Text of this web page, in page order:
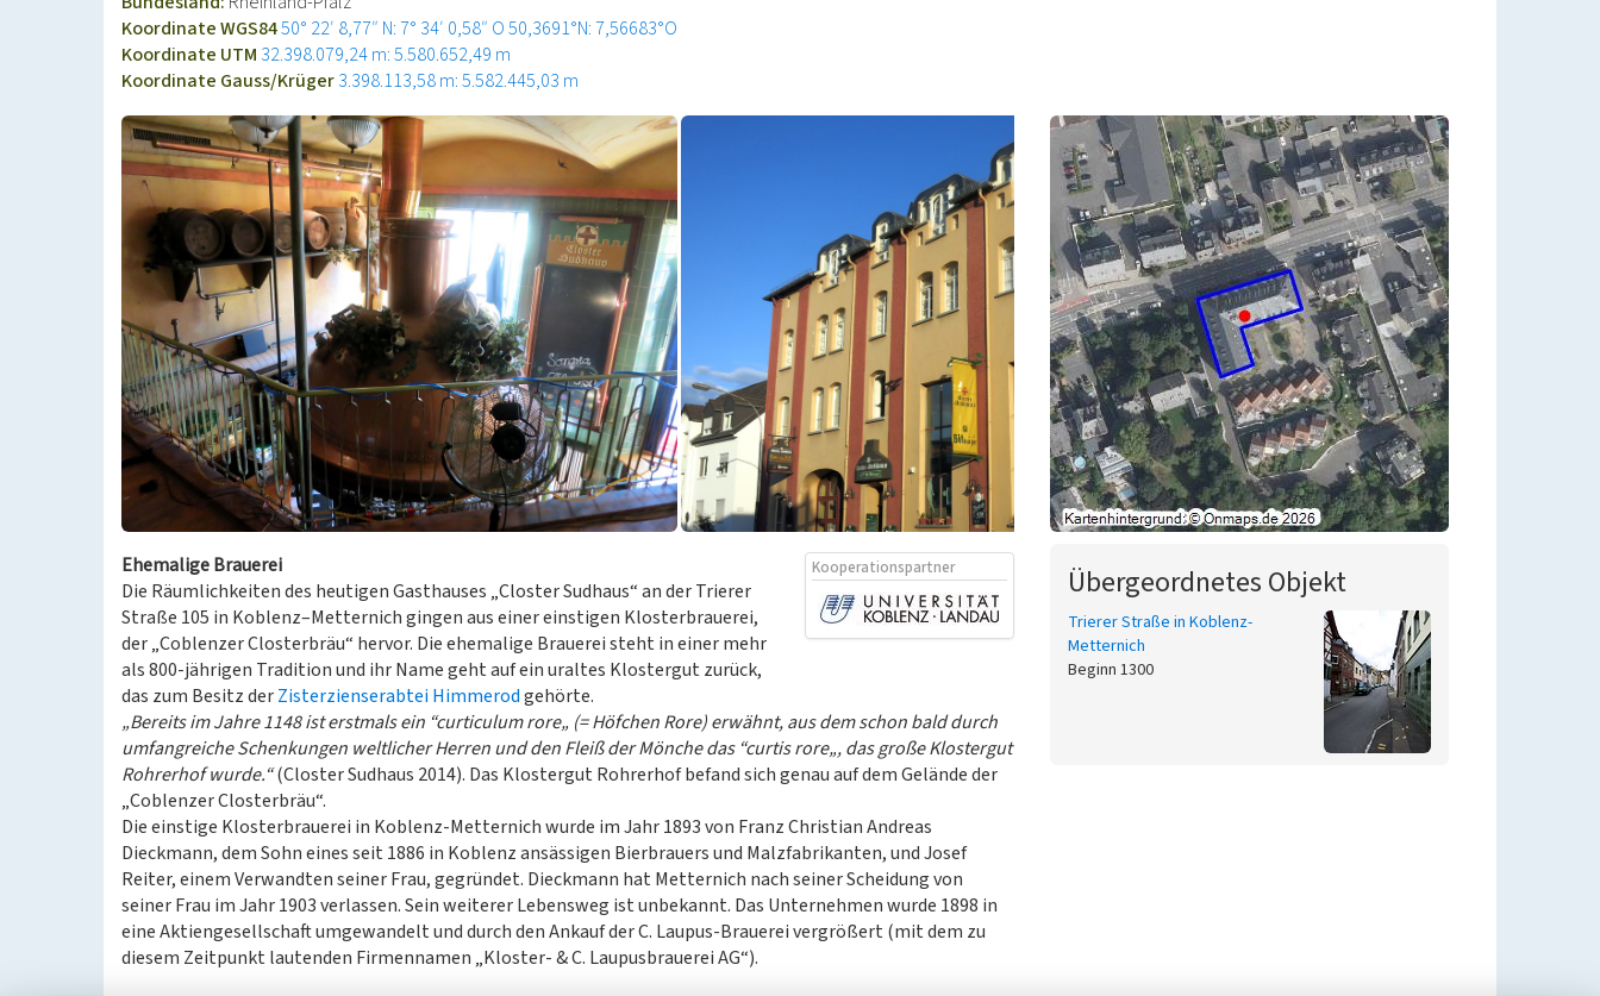
Koordinate WGS8450° 22′ 8,77″ N: 7° 34′ 0,58″ O50,3691°N: 7,56683°O
Koordinate UTM 32.398.079,24 m: 5.580.652,49 m
Koordinate Gauss/Krüger3.398.113,58 m: 5.582.445,03 m
Kooperationspartner
Ehemalige Brauerei
Die Räumlichkeiten des heutigen Gasthauses „Closter Sudhaus“ an der Trierer
Straße 105 in Koblenz–Metternich gingen aus einer einstigen Klosterbrauerei,
der „Coblenzer Closterbräu“ hervor. Die ehemalige Brauerei steht in einer mehr
als 800-jährigen Tradition und ihr Name geht auf ein uraltes Klostergut zurück,
das zum Besitz derZisterzienserabtei Himmerodgehörte.
„Bereits im Jahre 1148 ist erstmals ein “curticulum rore„ (= Höfchen Rore) erwähnt, aus dem schon bald durch
umfangreiche Schenkungen weltlicher Herren und den Fleiß der Mönche das “curtis rore„, das große Klostergut
Rohrerhof wurde.“(Closter Sudhaus 2014). Das Klostergut Rohrerhof befand sich genau auf dem Gelände der
„Coblenzer Closterbräu“.
Die einstige Klosterbrauerei in Koblenz-Metternich wurde im Jahr 1893 von Franz Christian Andreas
Dieckmann, dem Sohn eines seit 1886 in Koblenz ansässigen Bierbrauers und Malzfabrikanten, und Josef
Reiter, einem Verwandten seiner Frau, gegründet. Dieckmann hat Metternich nach seiner Scheidung von
seiner Frau im Jahr 1903 verlassen. Sein weiterer Lebensweg ist unbekannt. Das Unternehmen wurde 1898 in
eine Aktiengesellschaft umgewandelt und durch den Ankauf der C. Laupus-Brauerei vergrößert (mit dem zu
diesem Zeitpunkt lautenden Firmennamen „Kloster- & C. Laupusbrauerei AG“).
Übergeordnetes Objekt
Trierer Straße in Koblenz-
Metternich
Beginn 1300